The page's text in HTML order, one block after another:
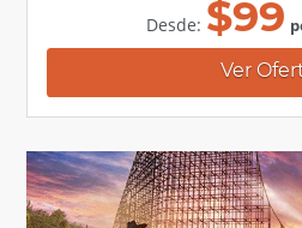
Desde: $99
Ver